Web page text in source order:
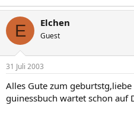
E Elchen
Guest
31 Juli 2003
Alles Gute zum
guinessbuch wartet schon auf